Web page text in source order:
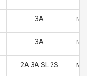
3A M
3A M
2A 3A SL 2S M